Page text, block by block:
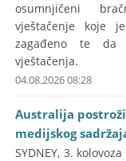
osumnjičeni
vještačenje koje
zagađeno te da
vještačenja.
04.08.2026 08:28
Australija
medijskog
SYDNEY, 3.